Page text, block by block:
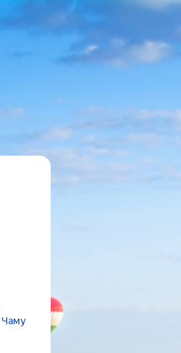
Чаму